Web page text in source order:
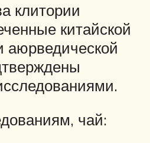
клитории
китайской
аюрведической
чай: